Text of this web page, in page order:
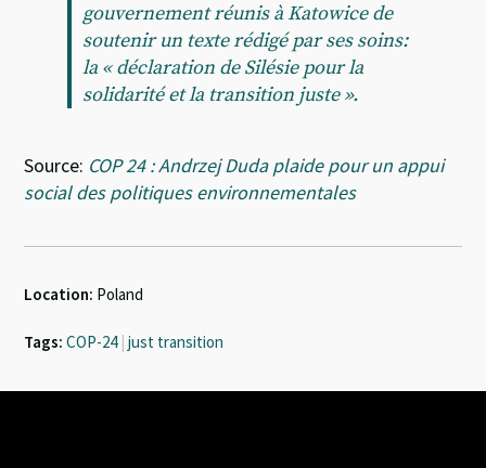
gouvernement réunis à Katowice de
soutenir un texte rédigé par ses soins:
la « déclaration de Silésie pour la
solidarité et la transition juste ».
Source: COP 24 : Andrzej Duda plaide pour un appui
social des politiques environnementales
Location: Poland
Tags: COP-24 | just transition